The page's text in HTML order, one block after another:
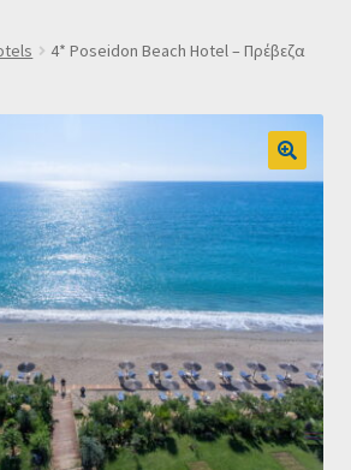
στο Newsletter του Dealistas.gr
4* Poseidon Beach Hotel – Πρέβεζα